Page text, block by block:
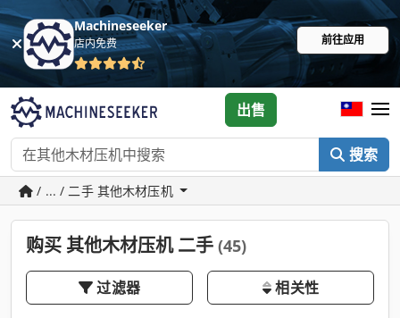
Machineseeker
店内免费 前往应用
搜索
出售
/ ... / 二手 其他木材压机
购买 其他木材压机 二手 (45)
过滤器 相关性